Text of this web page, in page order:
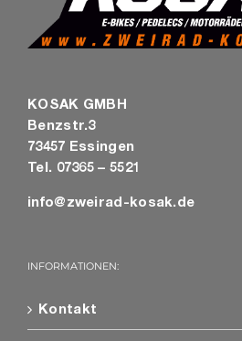
KOSAK GMBH
Benzstr.3
73457 Essingen
Tel. 07365 – 5521
info@zweirad-kosak.de
INFORMATIONEN:
Kontakt